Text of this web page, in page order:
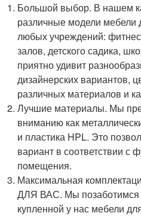
Большой выбор. В нашем
различные модели мебели
любых учреждений:
залов, детского садика,
приятно удивит
дизайнерских вариантов,
различных материалов и
Лучшие материалы. Мы
вниманию как
и пластика HPL. Это
вариант в соответствии с
помещения.
Максимальная
ДЛЯ ВАС. Мы позаботимся
купленной у нас мебели